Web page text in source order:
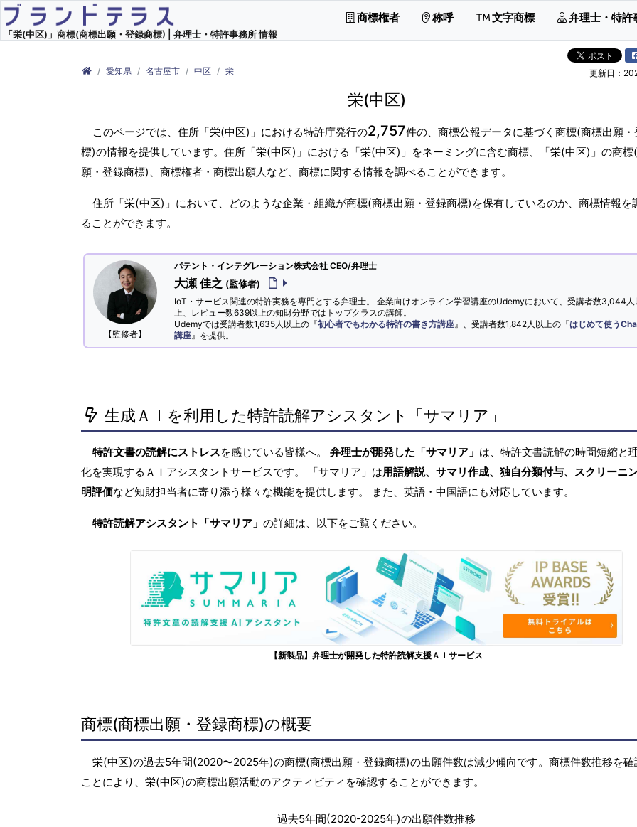
「栄(中区)」商標(商標出願・登録商標) | 弁理士・特許事務所 情報
商標権者 称呼 文字商標 弁理士・特許
愛知県 名古屋市 中区 栄 更新日：
栄(中区)
このページでは、住所「栄(中区)」における特許庁発行の2,757件の、商標公報データに基づく商標(商標出願・
標)の情報を提供しています。住所「栄(中区)」における「栄(中区)」をネーミングに含む商標、「栄(中区)」の商標
願・登録商標)、商標権者・商標出願人など、商標に関する情報を調べることができます。
住所「栄(中区)」において、どのような企業・組織が商標(商標出願・登録商標)を保有しているのか、商標情報を
ることができます。
【監修者】
パテント・インテグレーション株式会社 CEO/弁理士
大瀬 佳之 (監修者)
IoT・サービス関連の特許実務を専門とする弁理士。 企業向けオンライン学習講座のUdemyにおいて、受講者数3,044人
上、レビュー数639以上の知財分野ではトップクラスの講師。
Udemyでは受講者数1,635人以上の『初心者でもわかる特許の書き方講座 』、受講者数1,842人以上の『はじめて使う
講座 』を提供。
生成ＡＩを利用した特許読解アシスタント「サマリア」
特許文書の読解にストレスを感じている皆様へ。 弁理士が開発した「サマリア」 は、特許文書読解の時間短縮と
化を実現するＡＩアシスタントサービスです。 「サマリア」は用語解説、サマリ作成、独自分類付与、スクリーニ
明評価など知財担当者に寄り添う様々な機能を提供します。 また、英語・中国語にも対応しています。
特許読解アシスタント「サマリア」 の詳細は、以下をご覧ください。
【新製品】弁理士が開発した特許読解支援ＡＩサービス
商標(商標出願・登録商標)の概要
栄(中区)の過去5年間(2020〜2025年)の商標(商標出願・登録商標)の出願件数は減少傾向です。商標件数推移を確
ことにより、栄(中区)の商標出願活動のアクティビティを確認することができます。
過去5年間(2020-2025年)の出願件数推移